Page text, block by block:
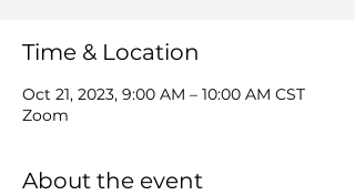
Time & Location
Oct 21, 2023, 9:00 AM – 10:00 AM CST
Zoom
About the event